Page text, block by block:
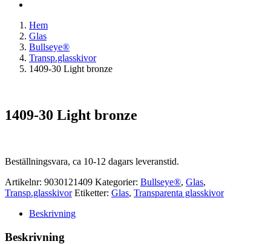
Hem
Glas
Bullseye®
Transp.glasskivor
1409-30 Light bronze
1409-30 Light bronze
Beställningsvara, ca 10-12 dagars leveranstid.
Artikelnr: 9030121409 Kategorier: Bullseye®, Glas,
Transp.glasskivor Etiketter: Glas, Transparenta glasskivor
Beskrivning
Beskrivning